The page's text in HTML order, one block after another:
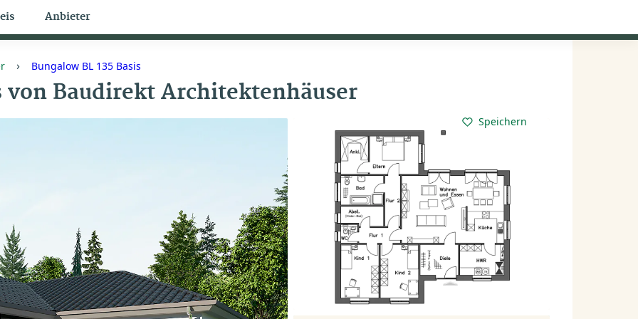
Bungalow Themen
› Bungalow BL 135 Basis
Speichern
von Baudirekt Architektenhäuser
Anbieter